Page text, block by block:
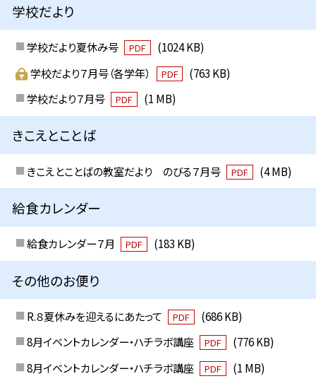
学校だより
学校だより夏休み号 PDF
(1024 KB)
学校だより７月号（各学年）
PDF
(763 KB)
学校だより７月号
PDF (1 MB)
きこえとことば
きこえとことばの教室だより のびる７月号 PDF (4 MB)
給食カレンダー
給食カレンダー７月 PDF (183 KB)
その他のお便り
R.８夏休みを迎えるにあたって PDF
(686 KB)
8月イベントカレンダー・ハチラボ講座
PDF
(776 KB)
8月イベントカレンダー・ハチラボ講座
PDF (1 MB)